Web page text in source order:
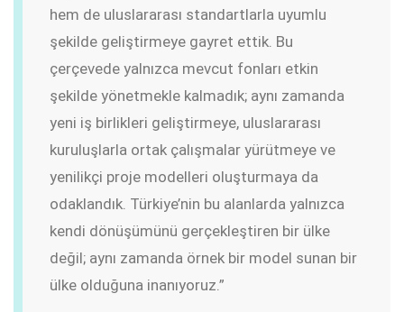
hem de uluslararası standartlarla uyumlu
şekilde geliştirmeye gayret ettik. Bu
çerçevede yalnızca mevcut fonları etkin
şekilde yönetmekle kalmadık; aynı zamanda
yeni iş birlikleri geliştirmeye, uluslararası
kuruluşlarla ortak çalışmalar yürütmeye ve
yenilikçi proje modelleri oluşturmaya da
odaklandık. Türkiye’nin bu alanlarda yalnızca
kendi dönüşümünü gerçekleştiren bir ülke
değil; aynı zamanda örnek bir model sunan bir
ülke olduğuna inanıyoruz.”